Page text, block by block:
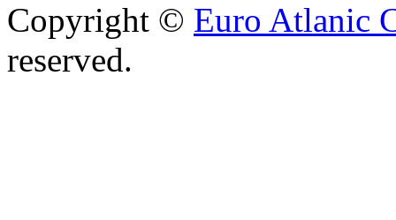
Copyright © Euro Atlanic
reserved.